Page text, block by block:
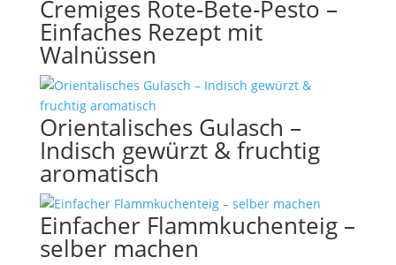
Cremiges Rote-Bete-Pesto –
Einfaches Rezept mit
Walnüssen
Orientalisches Gulasch –
Indisch gewürzt & fruchtig
aromatisch
Einfacher Flammkuchenteig –
selber machen